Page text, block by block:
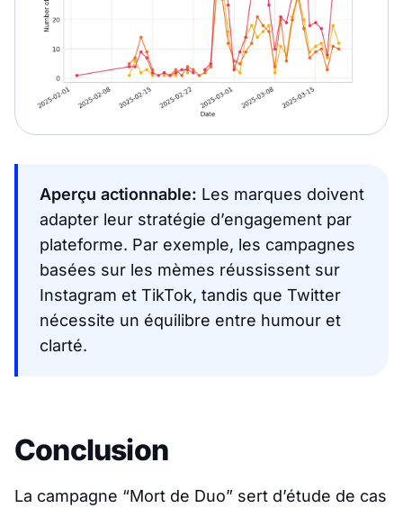
Aperçu actionnable: Les marques doivent
adapter leur stratégie d’engagement par
plateforme. Par exemple, les campagnes
basées sur les mèmes réussissent sur
Instagram et TikTok, tandis que Twitter
nécessite un équilibre entre humour et
clarté.
Conclusion
La campagne “Mort de Duo” sert d’étude de cas